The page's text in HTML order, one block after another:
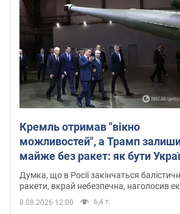
Кремль отримав "вікно
можливостей", а Трамп
майже без ракет: як бути
Інтерв’ю з Мельником
Думка, що в Росії закінчаться
ракети, вкрай небезпечна, наголосив
8.08.2026 12:00 6,4 т.